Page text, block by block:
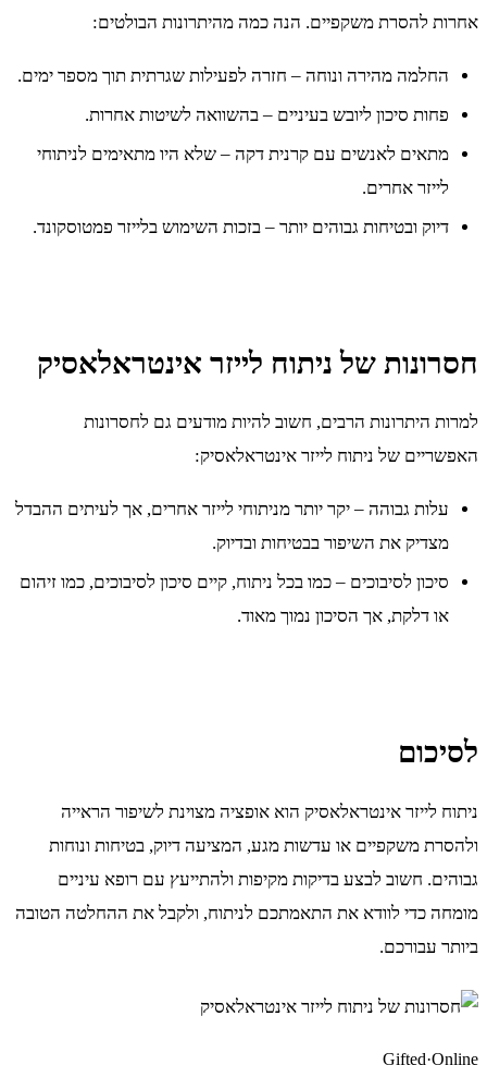
אחרות להסרת משקפיים. הנה כמה מהיתרונות הבולטים:
החלמה מהירה ונוחה – חזרה לפעילות שגרתית תוך מספר ימים.
פחות סיכון ליובש בעיניים – בהשוואה לשיטות אחרות.
מתאים לאנשים עם קרנית דקה – שלא היו מתאימים לניתוחי
לייזר אחרים.
דיוק ובטיחות גבוהים יותר – בזכות השימוש בלייזר פמטוסקונד.
חסרונות של ניתוח לייזר אינטראלאסיק
למרות היתרונות הרבים, חשוב להיות מודעים גם לחסרונות
האפשריים של ניתוח לייזר אינטראלאסיק:
עלות גבוהה – יקר יותר מניתוחי לייזר אחרים, אך לעיתים ההבדל
מצדיק את השיפור בבטיחות ובדיוק.
סיכון לסיבוכים – כמו בכל ניתוח, קיים סיכון לסיבוכים, כמו זיהום
או דלקת, אך הסיכון נמוך מאוד.
לסיכום
ניתוח לייזר אינטראלאסיק הוא אופציה מצוינת לשיפור הראייה
ולהסרת משקפיים או עדשות מגע, המציעה דיוק, בטיחות ונוחות
גבוהים. חשוב לבצע בדיקות מקיפות ולהתייעץ עם רופא עיניים
מומחה כדי לוודא את התאמתכם לניתוח, ולקבל את ההחלטה הטובה
ביותר עבורכם.
Gifted·Online